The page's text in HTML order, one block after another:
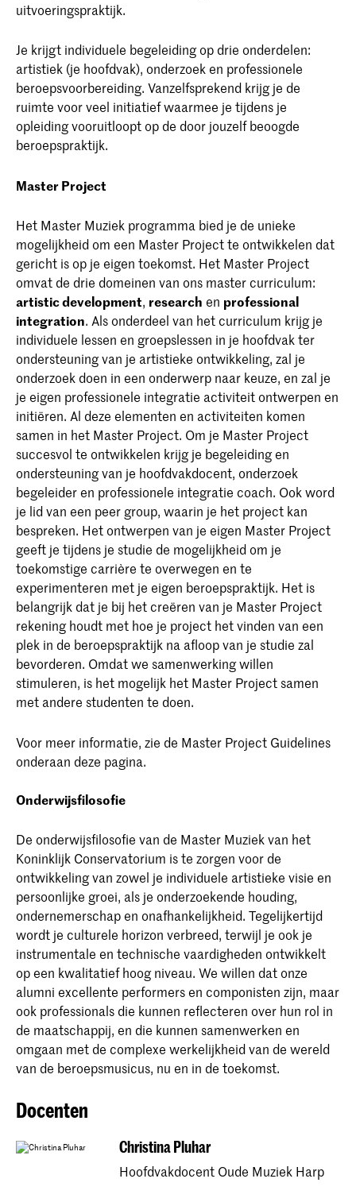
uitvoeringspraktijk.
Je krijgt individuele begeleiding op drie onderdelen:
artistiek (je hoofdvak), onderzoek en professionele
beroepsvoorbereiding. Vanzelfsprekend krijg je de
ruimte voor veel initiatief waarmee je tijdens je
opleiding vooruitloopt op de door jouzelf beoogde
beroepspraktijk.
Master Project
Het Master Muziek programma bied je de unieke
mogelijkheid om een Master Project te ontwikkelen dat
gericht is op je eigen toekomst. Het Master Project
omvat de drie domeinen van ons master curriculum:
artistic development, research en professional
integration. Als onderdeel van het curriculum krijg je
individuele lessen en groepslessen in je hoofdvak ter
ondersteuning van je artistieke ontwikkeling, zal je
onderzoek doen in een onderwerp naar keuze, en zal je
je eigen professionele integratie activiteit ontwerpen en
initiëren. Al deze elementen en activiteiten komen
samen in het Master Project. Om je Master Project
succesvol te ontwikkelen krijg je begeleiding en
ondersteuning van je hoofdvakdocent, onderzoek
begeleider en professionele integratie coach. Ook word
je lid van een peer group, waarin je het project kan
bespreken. Het ontwerpen van je eigen Master Project
geeft je tijdens je studie de mogelijkheid om je
toekomstige carrière te overwegen en te
experimenteren met je eigen beroepspraktijk. Het is
belangrijk dat je bij het creëren van je Master Project
rekening houdt met hoe je project het vinden van een
plek in de beroepspraktijk na afloop van je studie zal
bevorderen. Omdat we samenwerking willen
stimuleren, is het mogelijk het Master Project samen
met andere studenten te doen.
Voor meer informatie, zie de Master Project Guidelines
onderaan deze pagina.
Onderwijsfilosofie
De onderwijsfilosofie van de Master Muziek van het
Koninklijk Conservatorium is te zorgen voor de
ontwikkeling van zowel je individuele artistieke visie en
persoonlijke groei, als je onderzoekende houding,
ondernemerschap en onafhankelijkheid. Tegelijkertijd
wordt je culturele horizon verbreed, terwijl je ook je
instrumentale en technische vaardigheden ontwikkelt
op een kwalitatief hoog niveau. We willen dat onze
alumni excellente performers en componisten zijn, maar
ook professionals die kunnen reflecteren over hun rol in
de maatschappij, en die kunnen samenwerken en
omgaan met de complexe werkelijkheid van de wereld
van de beroepsmusicus, nu en in de toekomst.
Docenten
Christina Pluhar
Hoofdvakdocent Oude Muziek Harp